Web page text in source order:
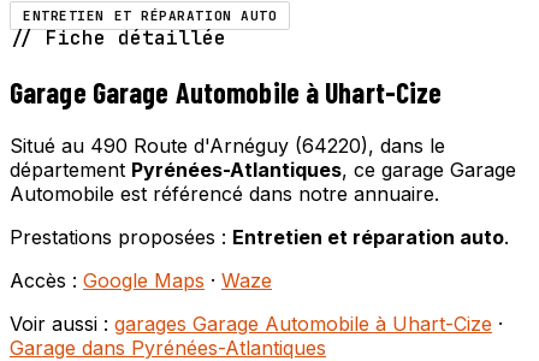
ENTRETIEN ET RÉPARATION AUTO
// Fiche détaillée
Garage Garage Automobile à Uhart-Cize
Situé au 490 Route d'Arnéguy (64220), dans le
département Pyrénées-Atlantiques, ce garage Garage
Automobile est référencé dans notre annuaire.
Prestations proposées : Entretien et réparation auto.
Accès : Google Maps · Waze
Voir aussi : garages Garage Automobile à Uhart-Cize ·
Garage dans Pyrénées-Atlantiques